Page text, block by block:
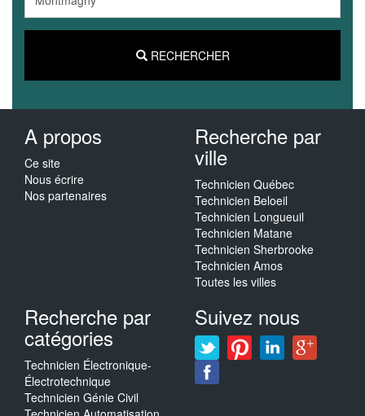
RECHERCHER
A propos
Ce site
Nous écrire
Nos partenaires
Recherche par
ville
Technicien Québec
Technicien Beloeil
Technicien Longueuil
Technicien Matane
Technicien Sherbrooke
Technicien Amos
Toutes les villes
Recherche par
catégories
Technicien Électronique-
Électrotechnique
Technicien Génie Civil
Suivez nous